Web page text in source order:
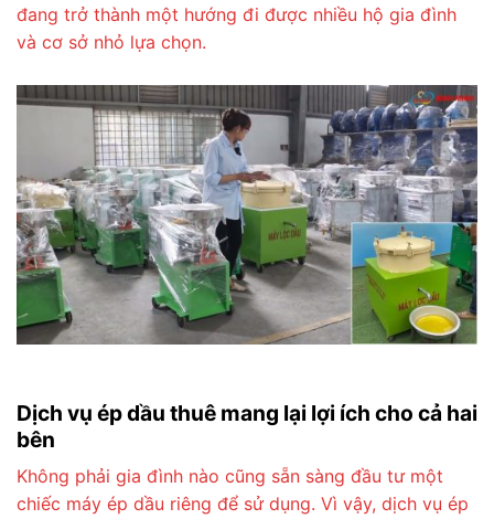
đang trở thành một hướng đi được nhiều hộ gia đình
và cơ sở nhỏ lựa chọn.
Dịch vụ ép dầu thuê mang lại lợi ích cho cả hai
bên
Không phải gia đình nào cũng sẵn sàng đầu tư một
chiếc máy ép dầu riêng để sử dụng. Vì vậy, dịch vụ ép